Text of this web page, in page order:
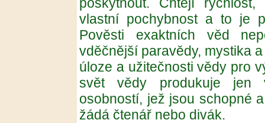
vlastní pochybnost a to je
Pověsti exaktních věd
vděčnější paravědy, mystika
úloze a užitečnosti vědy pro
svět vědy produkuje jen
osobností, jež jsou schopné
žádá čtenář nebo divák.